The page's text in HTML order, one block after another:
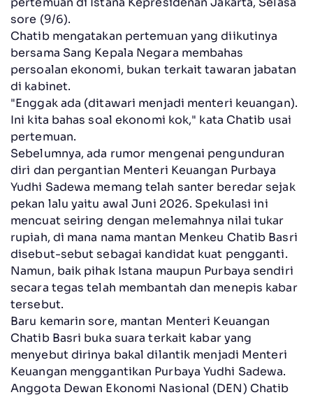
sore (9/6).
Chatib mengatakan pertemuan yang diikutinya
bersama Sang Kepala Negara membahas
persoalan ekonomi, bukan terkait tawaran jabatan
di kabinet.
"Enggak ada (ditawari menjadi menteri keuangan).
Ini kita bahas soal ekonomi kok," kata Chatib usai
pertemuan.
Sebelumnya, ada rumor mengenai pengunduran
diri dan pergantian Menteri Keuangan Purbaya
Yudhi Sadewa memang telah santer beredar sejak
pekan lalu yaitu awal Juni 2026. Spekulasi ini
mencuat seiring dengan melemahnya nilai tukar
rupiah, di mana nama mantan Menkeu Chatib Basri
disebut-sebut sebagai kandidat kuat pengganti.
Namun, baik pihak Istana maupun Purbaya sendiri
secara tegas telah membantah dan menepis kabar
tersebut.
Baru kemarin sore, mantan Menteri Keuangan
Chatib Basri buka suara terkait kabar yang
menyebut dirinya bakal dilantik menjadi Menteri
Keuangan menggantikan Purbaya Yudhi Sadewa.
Anggota Dewan Ekonomi Nasional (DEN) Chatib